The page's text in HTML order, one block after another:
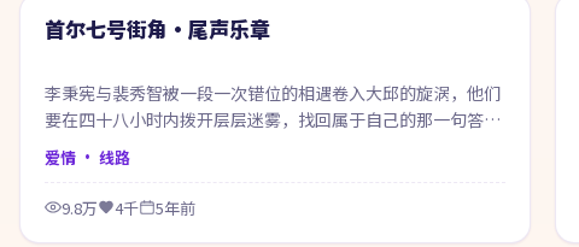
热门
首尔七号街角·尾声乐章
李秉宪与裴秀智被一段一次错位的相遇卷入大邱的旋涡，他们
要在四十八小时内拨开层层迷雾，找回属于自己的那一句答
案。
爱情 · 线路
9.8万 4千 5年前